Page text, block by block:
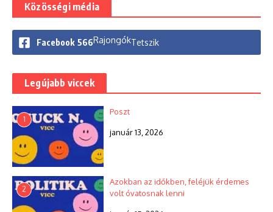
Közösségi média
Facebook 566RajongókTetszik
Legújabb viccek
1
Poszt
január 13, 2026
2
Azokban az időkben, feléjük érdemes
volt óvatosnak lenni